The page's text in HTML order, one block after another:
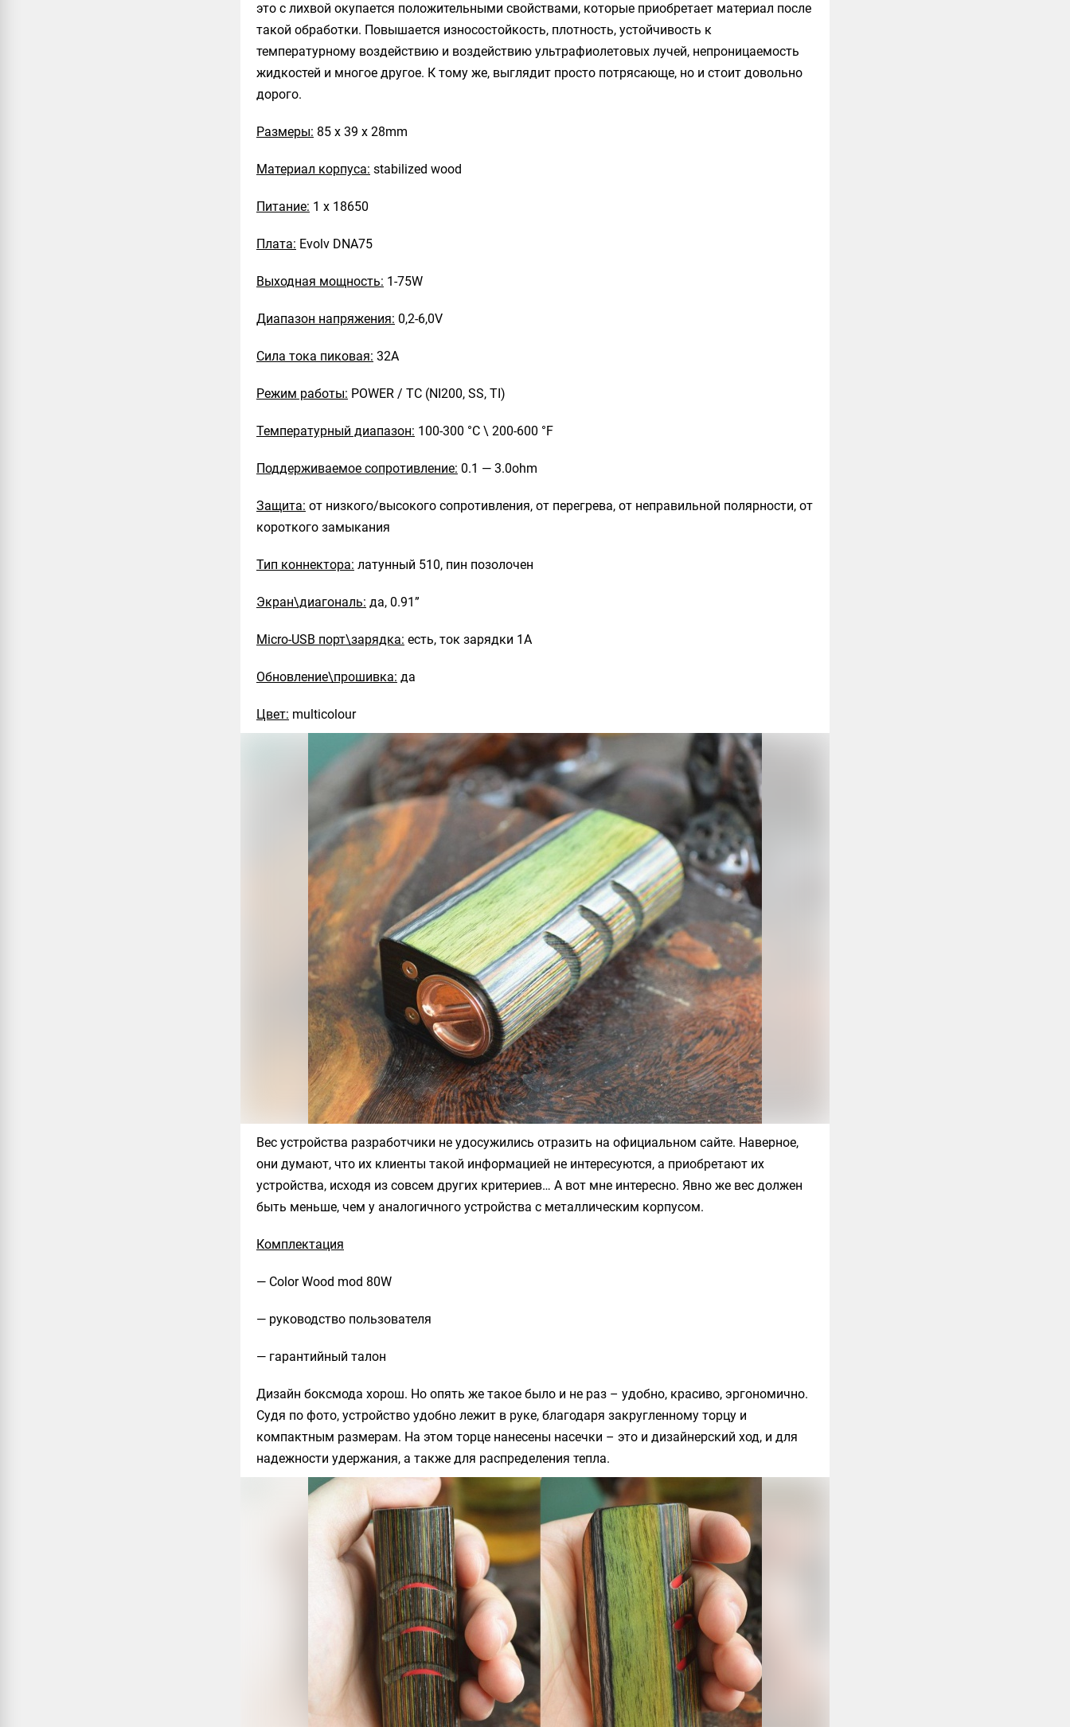
это с лихвой окупается положительными свойствами, которые приобретает материал после
такой обработки. Повышается износостойкость, плотность, устойчивость к
температурному воздействию и воздействию ультрафиолетовых лучей, непроницаемость
жидкостей и многое другое. К тому же, выглядит просто потрясающе, но и стоит довольно
дорого.
Размеры: 85 х 39 х 28mm
Материал корпуса: stabilized wood
Питание: 1 х 18650
Плата: Evolv DNA75
Выходная мощность: 1-75W
Диапазон напряжения: 0,2-6,0V
Сила тока пиковая: 32А
Режим работы: POWER / TC (NI200, SS, TI)
Температурный диапазон: 100-300 °С \ 200-600 °F
Поддерживаемое сопротивление: 0.1 — 3.0ohm
Защита: от низкого/высокого сопротивления, от перегрева, от неправильной полярности, от
короткого замыкания
Тип коннектора: латунный 510, пин позолочен
Экран\диагональ: да, 0.91”
Micro-USB порт\зарядка: есть, ток зарядки 1А
Обновление\прошивка: да
Цвет: multicolour
Вес устройства разработчики не удосужились отразить на официальном сайте. Наверное,
они думают, что их клиенты такой информацией не интересуются, а приобретают их
устройства, исходя из совсем других критериев… А вот мне интересно. Явно же вес должен
быть меньше, чем у аналогичного устройства с металлическим корпусом.
Комплектация
— Color Wood mod 80W
— руководство пользователя
— гарантийный талон
Дизайн боксмода хорош. Но опять же такое было и не раз – удобно, красиво, эргономично.
Судя по фото, устройство удобно лежит в руке, благодаря закругленному торцу и
компактным размерам. На этом торце нанесены насечки – это и дизайнерский ход, и для
надежности удержания, а также для распределения тепла.